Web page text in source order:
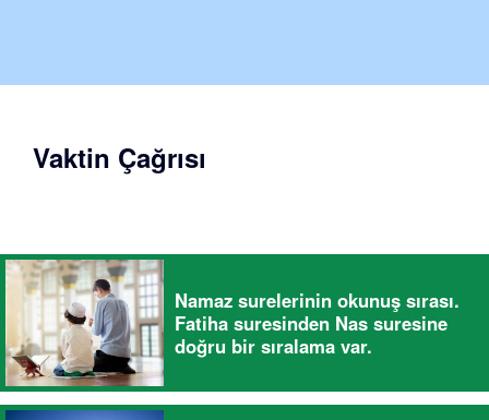
Vaktin Çağrısı
Namaz surelerinin okunuş sırası.
Fatiha suresinden Nas suresine
doğru bir sıralama var.